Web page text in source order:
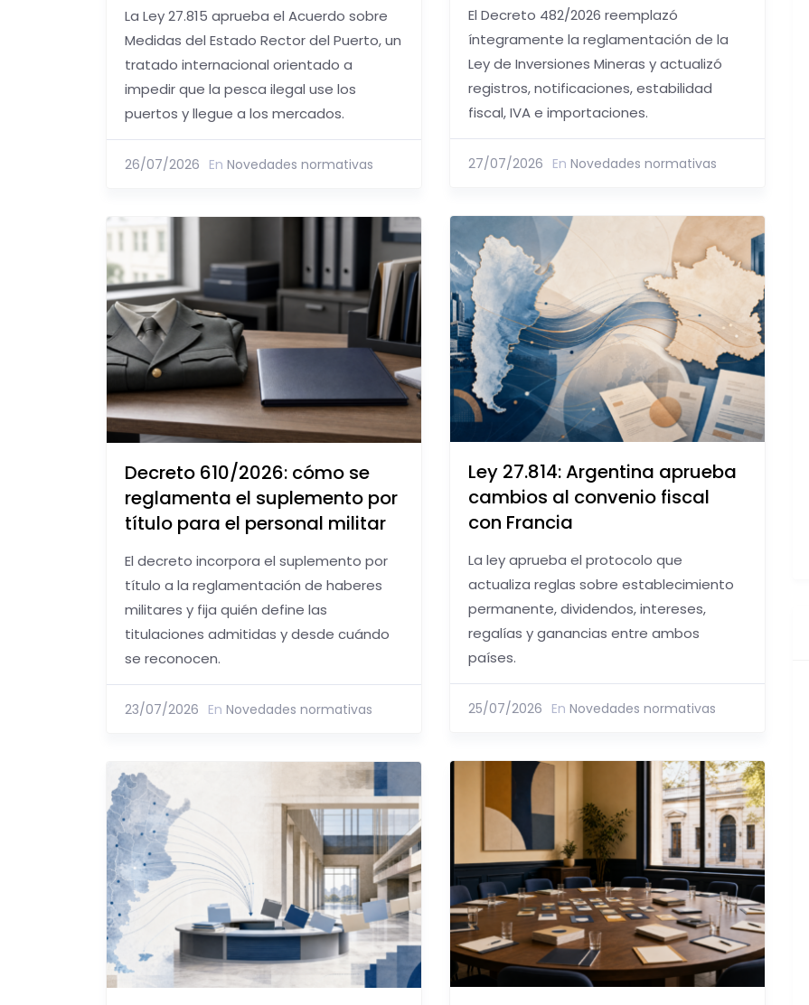
El Decreto 482/2026 reemplazó
íntegramente la reglamentación de la
Ley de Inversiones Mineras y actualizó
registros, notificaciones, estabilidad
fiscal, IVA e importaciones.
27/07/2026 En Novedades normativas
La Ley 27.815 aprueba el Acuerdo sobre
Medidas del Estado Rector del Puerto, un
tratado internacional orientado a
impedir que la pesca ilegal use los
puertos y llegue a los mercados.
26/07/2026 En Novedades normativas
Ley 27.814: Argentina aprueba
cambios al convenio fiscal
con Francia
La ley aprueba el protocolo que
actualiza reglas sobre establecimiento
permanente, dividendos, intereses,
regalías y ganancias entre ambos
países.
25/07/2026 En Novedades normativas
Decreto 610/2026: cómo se
reglamenta el suplemento por
título para el personal militar
El decreto incorpora el suplemento por
título a la reglamentación de haberes
militares y fija quién define las
titulaciones admitidas y desde cuándo
se reconocen.
23/07/2026 En Novedades normativas